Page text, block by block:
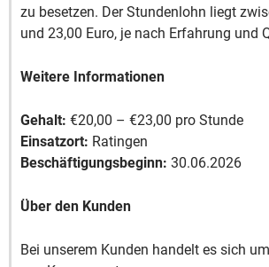
zu besetzen. Der Stundenlohn liegt
und 23,00 Euro, je nach Erfahrung und
Weitere Informationen
Gehalt: €20,00 – €23,00 pro Stunde
Einsatzort: Ratingen
Beschäftigungsbeginn: 30.06.2026
Über den Kunden
Bei unserem Kunden handelt es sich